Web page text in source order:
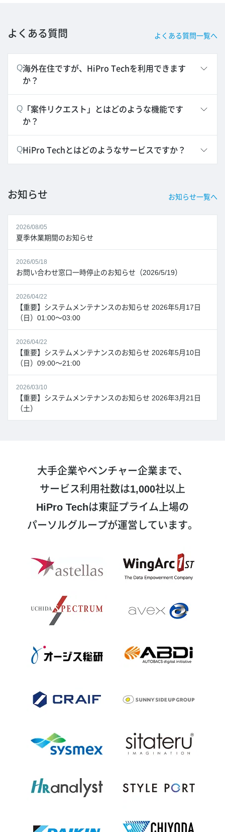
よくある質問 よくある質問一覧へ
Q海外在住ですが、HiPro Techを利用できます
か？
Q
「案件リクエスト」とはどのような機能です
か？
QHiPro Techとはどのようなサービスですか？
お知らせ お知らせ一覧へ
2026/08/05
夏季休業期間のお知らせ
2026/05/18
お問い合わせ窓口一時停止のお知らせ（2026/5/19）
2026/04/22
【重要】システムメンテナンスのお知らせ 2026年5月17日
（日）01:00～03:00
2026/04/22
【重要】システムメンテナンスのお知らせ 2026年5月10日
（日）09:00～21:00
2026/03/10
【重要】システムメンテナンスのお知らせ 2026年3月21日
（土）
大手企業やベンチャー企業まで、
サービス利用社数は1,000社以上
HiPro Techは東証プライム上場の
パーソルグループが運営しています。